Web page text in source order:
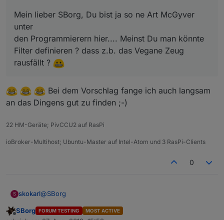
Mein lieber SBorg, Du bist ja so ne Art McGyver
unter
den Programmierern hier.... Meinst Du man könnte
Filter definieren ? dass z.b. das Vegane Zeug
rausfällt ?
Bei dem Vorschlag fange ich auch langsam
an das Dingens gut zu finden ;-)
22 HM-Geräte; PivCCU2 auf RasPi
ioBroker-Multihost; Ubuntu-Master auf Intel-Atom und 3 RasPi-Clients
0
S skokarl@SBorg
Mein lieber SBorg, Du bist ja so ne Art McGyver unter
Offline
SBorg FORUM TESTING MOST ACTIVE